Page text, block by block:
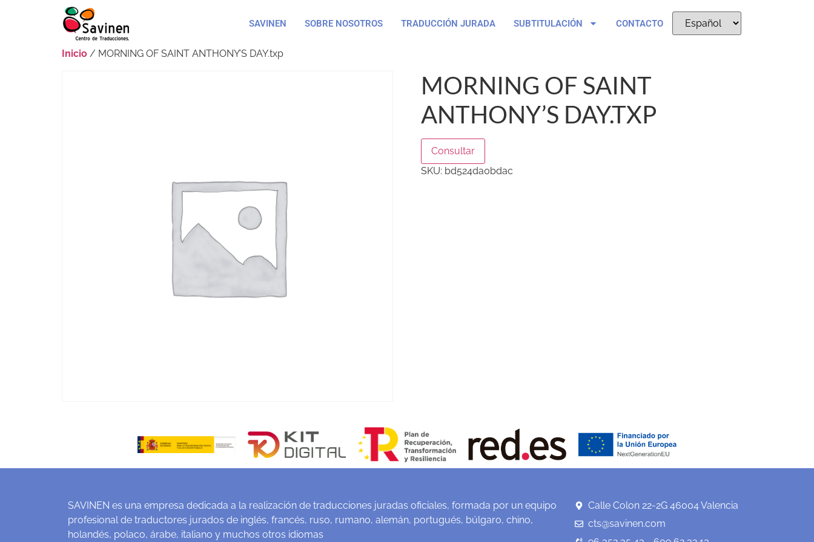
SAVINEN SOBRE NOSOTROS TRADUCCIÓN JURADA SUBTITULACIÓN CONTACTO
Inicio / MORNING OF SAINT ANTHONY’S DAY.txp
MORNING OF SAINT
ANTHONY’S DAY.TXP
Consultar
SKU: bd524da0bdac
SAVINEN es una empresa dedicada a la realización de traducciones juradas oficiales, formada por un equipo
profesional de traductores jurados de inglés, francés, ruso, rumano, alemán, portugués, búlgaro, chino,
holandés, polaco, árabe, italiano y muchos otros idiomas
Calle Colon 22-2G 46004 Valencia
cts@savinen.com